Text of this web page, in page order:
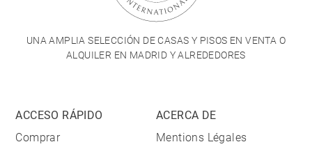
UNA AMPLIA SELECCIÓN DE CASAS Y PISOS EN VENTA O
ALQUILER EN MADRID Y ALREDEDORES
ACCESO RÁPIDO
Comprar
ACERCA DE
Mentions Légales